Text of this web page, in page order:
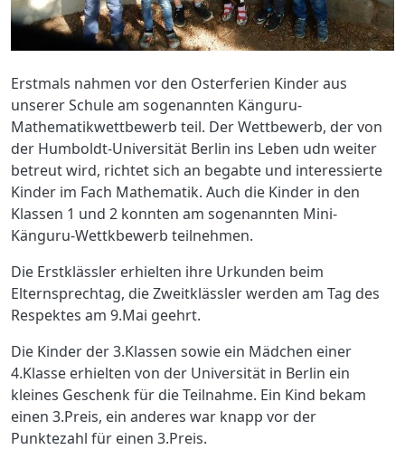
Erstmals nahmen vor den Osterferien Kinder aus
unserer Schule am sogenannten Känguru-
Mathematikwettbewerb teil. Der Wettbewerb, der von
der Humboldt-Universität Berlin ins Leben udn weiter
betreut wird, richtet sich an begabte und interessierte
Kinder im Fach Mathematik. Auch die Kinder in den
Klassen 1 und 2 konnten am sogenannten Mini-
Känguru-Wettkbewerb teilnehmen.
Die Erstklässler erhielten ihre Urkunden beim
Elternsprechtag, die Zweitklässler werden am Tag des
Respektes am 9.Mai geehrt.
Die Kinder der 3.Klassen sowie ein Mädchen einer
4.Klasse erhielten von der Universität in Berlin ein
kleines Geschenk für die Teilnahme. Ein Kind bekam
einen 3.Preis, ein anderes war knapp vor der
Punktezahl für einen 3.Preis.